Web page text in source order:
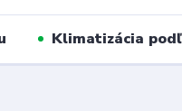
Klimatizácia